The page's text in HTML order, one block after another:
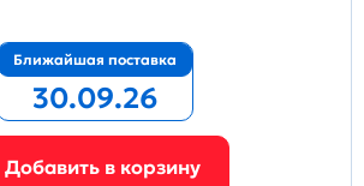
Ближайшая поставка
30.09.26